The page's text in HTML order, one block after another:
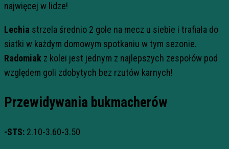
najwięcej w lidze!
Lechia strzela średnio 2 gole na mecz u siebie i trafiała do
siatki w każdym domowym spotkaniu w tym sezonie.
Radomiak z kolei jest jednym z najlepszych zespołów pod
względem goli zdobytych bez rzutów karnych!
Przewidywania bukmacherów
-STS: 2.10-3.60-3.50